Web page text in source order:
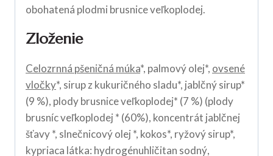
obohatená plodmi brusnice veľkoplodej.
Zloženie
Celozrnná pšeničná múka*, palmový olej*, ovsené
vločky*, sirup z kukuričného sladu*, jablčný sirup*
(9 %), plody brusnice veľkoplodej* (7 %) (plody
brusníc veľkoplodej * (60%), koncentrát jablčnej
šťavy *, slnečnicový olej *, kokos*, ryžový sirup*,
kypriaca látka: hydrogénuhličitan sodný,